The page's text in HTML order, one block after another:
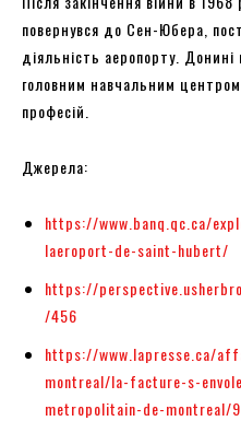
повернувся до Сен-Юбера,
діяльність аеропорту.
головним навчальним
професій.
Джерела:
https://www.banq.qc.ca/
laeroport-de-saint-hubert/
https://
/456
https://www.lapresse.ca/
montreal/la-facture-s-
metropolitain-de-montreal/